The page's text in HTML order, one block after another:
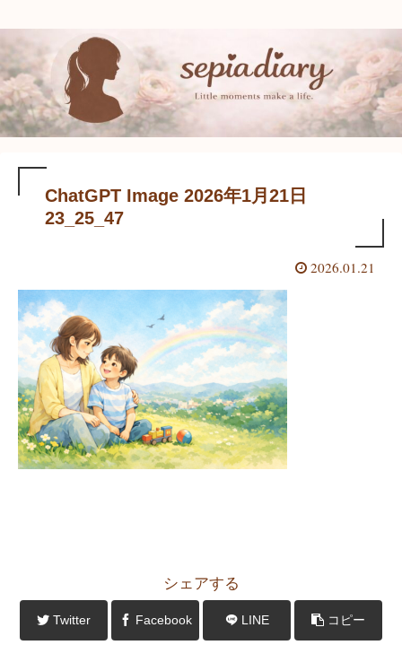
ChatGPT Image 2026年1月21日
23_25_47
2026.01.21
シェアする
Twitter Facebook LINE コピー